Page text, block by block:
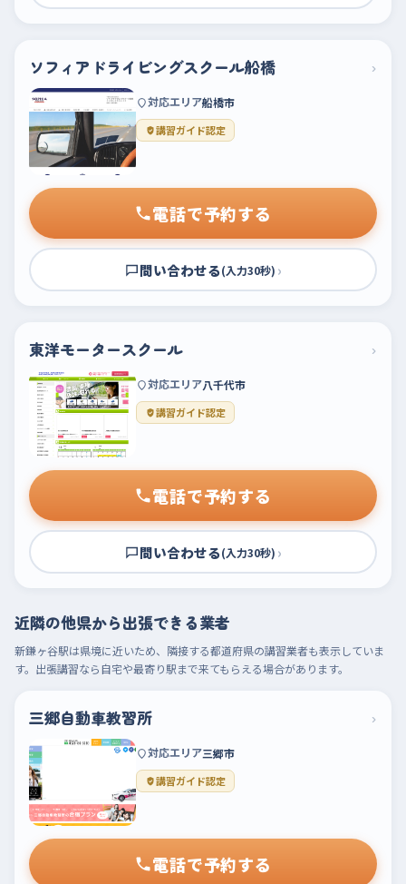
ソフィアドライビングスクール船橋 ›
対応エリア船橋市
講習ガイド認定
電話で予約する
問い合わせる(入力30秒) ›
東洋モータースクール ›
対応エリア八千代市
講習ガイド認定
電話で予約する
問い合わせる(入力30秒) ›
近隣の他県から出張できる業者
新鎌ヶ谷駅は県境に近いため、隣接する都道府県の講習業者も表示していま
す。出張講習なら自宅や最寄り駅まで来てもらえる場合があります。
三郷自動車教習所 ›
対応エリア三郷市
講習ガイド認定
電話で予約する